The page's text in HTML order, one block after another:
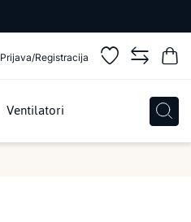
Prijava/Registracija
Ventilatori